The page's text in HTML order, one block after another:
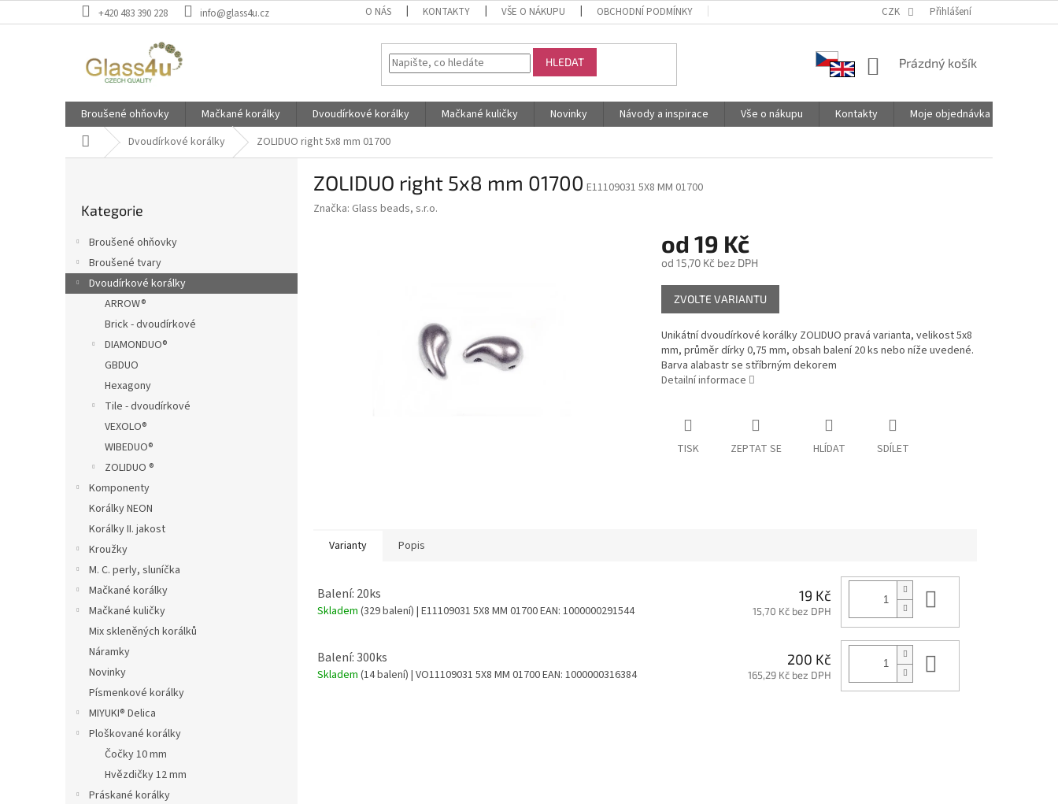
na
+420 483 390 228 info@glass4u.cz O NÁS KONTAKTY VŠE O NÁKUPU OBCHODNÍ PODMÍNKY PODMÍNKY OCHRANY OSOBNÍCH ÚDAJŮ SPOLUPRACUJEME
CZK Přihlášení
HLEDAT
NÁKUPNÍ
Prázdný košík
Broušené ohňovky Mačkané korálky Dvoudírkové korálky Mačkané kuličky Novinky Návody a inspirace Vše o nákupu Kontakty
Moje objednávka
Domů Dvoudírkové korálky ZOLIDUO right 5x8 mm 01700
n
kategorie
Kategorie
Broušené ohňovky
Broušené tvary
Dvoudírkové korálky
ARROW®
Brick - dvoudírkové
DIAMONDUO®
GBDUO
Hexagony
Tile - dvoudírkové
VEXOLO®
WIBEDUO®
ZOLIDUO ®
Komponenty
Korálky NEON
Korálky II. jakost
Kroužky
M. C. perly, sluníčka
Mačkané korálky
Mačkané kuličky
Mix skleněných korálků
Náramky
Novinky
Písmenkové korálky
MIYUKI® Delica
Ploškované korálky
Čočky 10 mm
Hvězdičky 12 mm
Práskané korálky
ZOLIDUO right 5x8 mm 01700 E11109031 5X8 MM 01700
Značka: Glass beads, s.r.o.
od 19 Kč
od 15,70 Kčbez DPH
Měrná
cena:
ZVOLTE VARIANTU
Unikátní dvoudírkové korálky ZOLIDUO pravá varianta, velikost 5x8
mm, průměr dírky 0,75 mm, obsah balení 20 ks nebo níže uvedené.
Barva alabastr se stříbrným dekorem
Detailní informace
TISK ZEPTAT SE HLÍDAT SDÍLET
Varianty Popis
Balení: 20ks
Skladem (329 balení) | E11109031 5X8 MM 01700EAN: 1000000291544
19 Kč
15,70 Kč bez DPH
Balení: 300ks
Skladem (14 balení) | VO11109031 5X8 MM 01700EAN: 1000000316384
200 Kč
165,29 Kč bez DPH